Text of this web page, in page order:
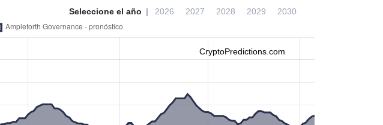
Seleccione el año 2026 2027 2028 2029 2030
CryptoPredictions.com